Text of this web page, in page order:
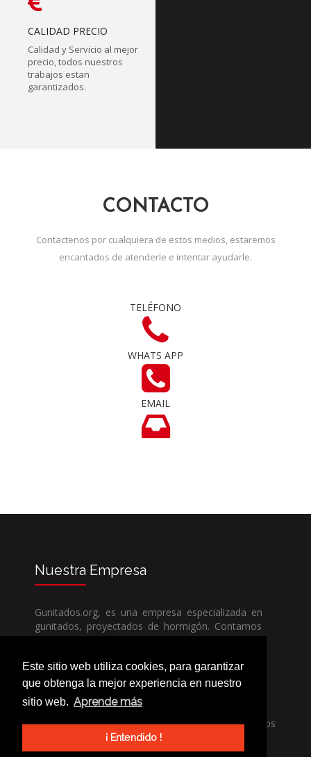
Este sitio web utiliza cookies, para garantizar
que obtenga la mejor experiencia en nuestro
sitio web. Aprende más
¡ Entendido !
CALIDAD PRECIO
Calidad y Servicio al mejor
precio, todos nuestros
trabajos estan
garantizados.
CONTACTO
Contactenos por cualquiera de estos medios, estaremos
encantados de atenderle e intentar ayudarle.
TELÉFONO
WHATS APP
EMAIL
Nuestra Empresa
Gunitados.org, es una empresa especializada en
gunitados, proyectados de hormigón. Contamos
con todos los medios humanos y técnicos, para
competencia.
Si necesita una empresa de gunitados, no dude
en llamarnos, nuestros técnicos estran encantados
de poder ayudarle, ya sea usted particular o
profesional.